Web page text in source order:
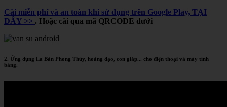
Cài miễn phí và an toàn khi sử dụng trên Google Play, TẠI
ĐÂY >> . Hoặc cài qua mã QRCODE dưới
2. Ứng dụng La Bàn Phong Thủy, hoàng đạo, con giáp... cho điện thoại và máy tính
bảng.